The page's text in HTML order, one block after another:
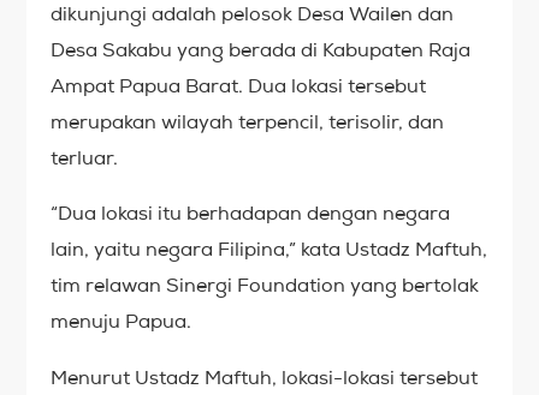
dikunjungi adalah pelosok Desa Wailen dan
Desa Sakabu yang berada di Kabupaten Raja
Ampat Papua Barat. Dua lokasi tersebut
merupakan wilayah terpencil, terisolir, dan
terluar.
“Dua lokasi itu berhadapan dengan negara
lain, yaitu negara Filipina,” kata Ustadz Maftuh,
tim relawan Sinergi Foundation yang bertolak
menuju Papua.
Menurut Ustadz Maftuh, lokasi-lokasi tersebut